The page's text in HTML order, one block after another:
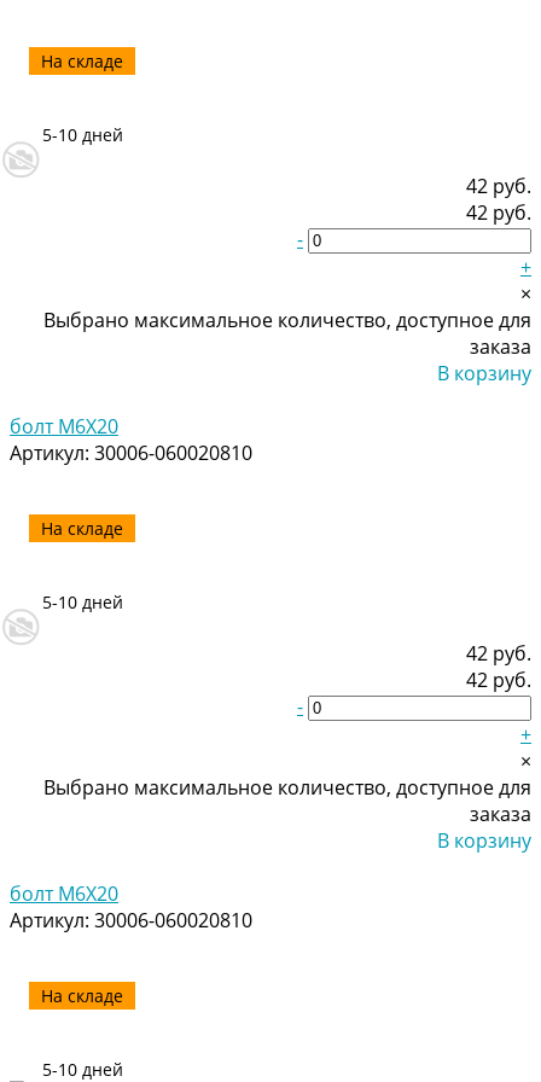
На складе
5-10 дней
42 руб.
42 руб.
-
+
×
Выбрано максимальное количество, доступное для
заказа
В корзину
болт M6X20
Артикул: 30006-060020810
На складе
5-10 дней
42 руб.
42 руб.
-
+
×
Выбрано максимальное количество, доступное для
заказа
В корзину
болт M6X20
Артикул: 30006-060020810
На складе
5-10 дней